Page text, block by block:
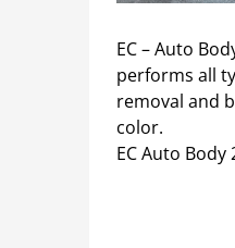
EC – Auto
performs all
removal and
color.
EC Auto Body